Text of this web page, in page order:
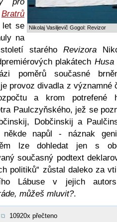
Nikolaj Vasiljevič Gogol: Revizor
Bratrů
se
na
starého Revizora
plakátech Husa
poměrů současné
provoz divadla z významné
a krom potrefené
Paulczyňského, jež se
Dobčinskij a
napůl - náznak
lze dohledat jen s
současný podtext
politiků“ zůstal daleko za
Lábuse v jejich
můžeš mluvit?.
10920x přečteno